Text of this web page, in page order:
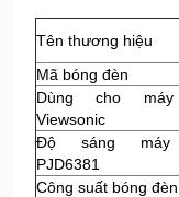
Tên thương hiệu
Mã bóng đèn
Dùng cho máy
Viewsonic
Độ sáng máy
PJD6381
Công suất bóng đèn